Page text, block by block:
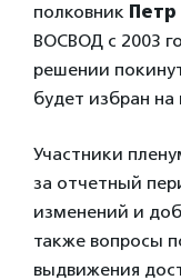
полковник Петр
ВОСВОД с 2003
решении
будет избран на
Участники
за отчетный
изменений и
также вопросы
выдвижения